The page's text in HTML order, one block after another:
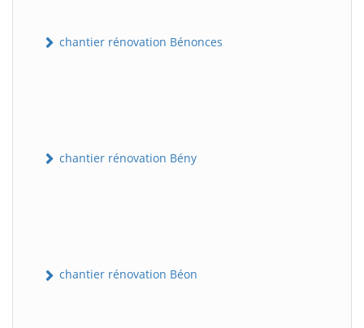
chantier rénovation Bénonces
chantier rénovation Bény
chantier rénovation Béon